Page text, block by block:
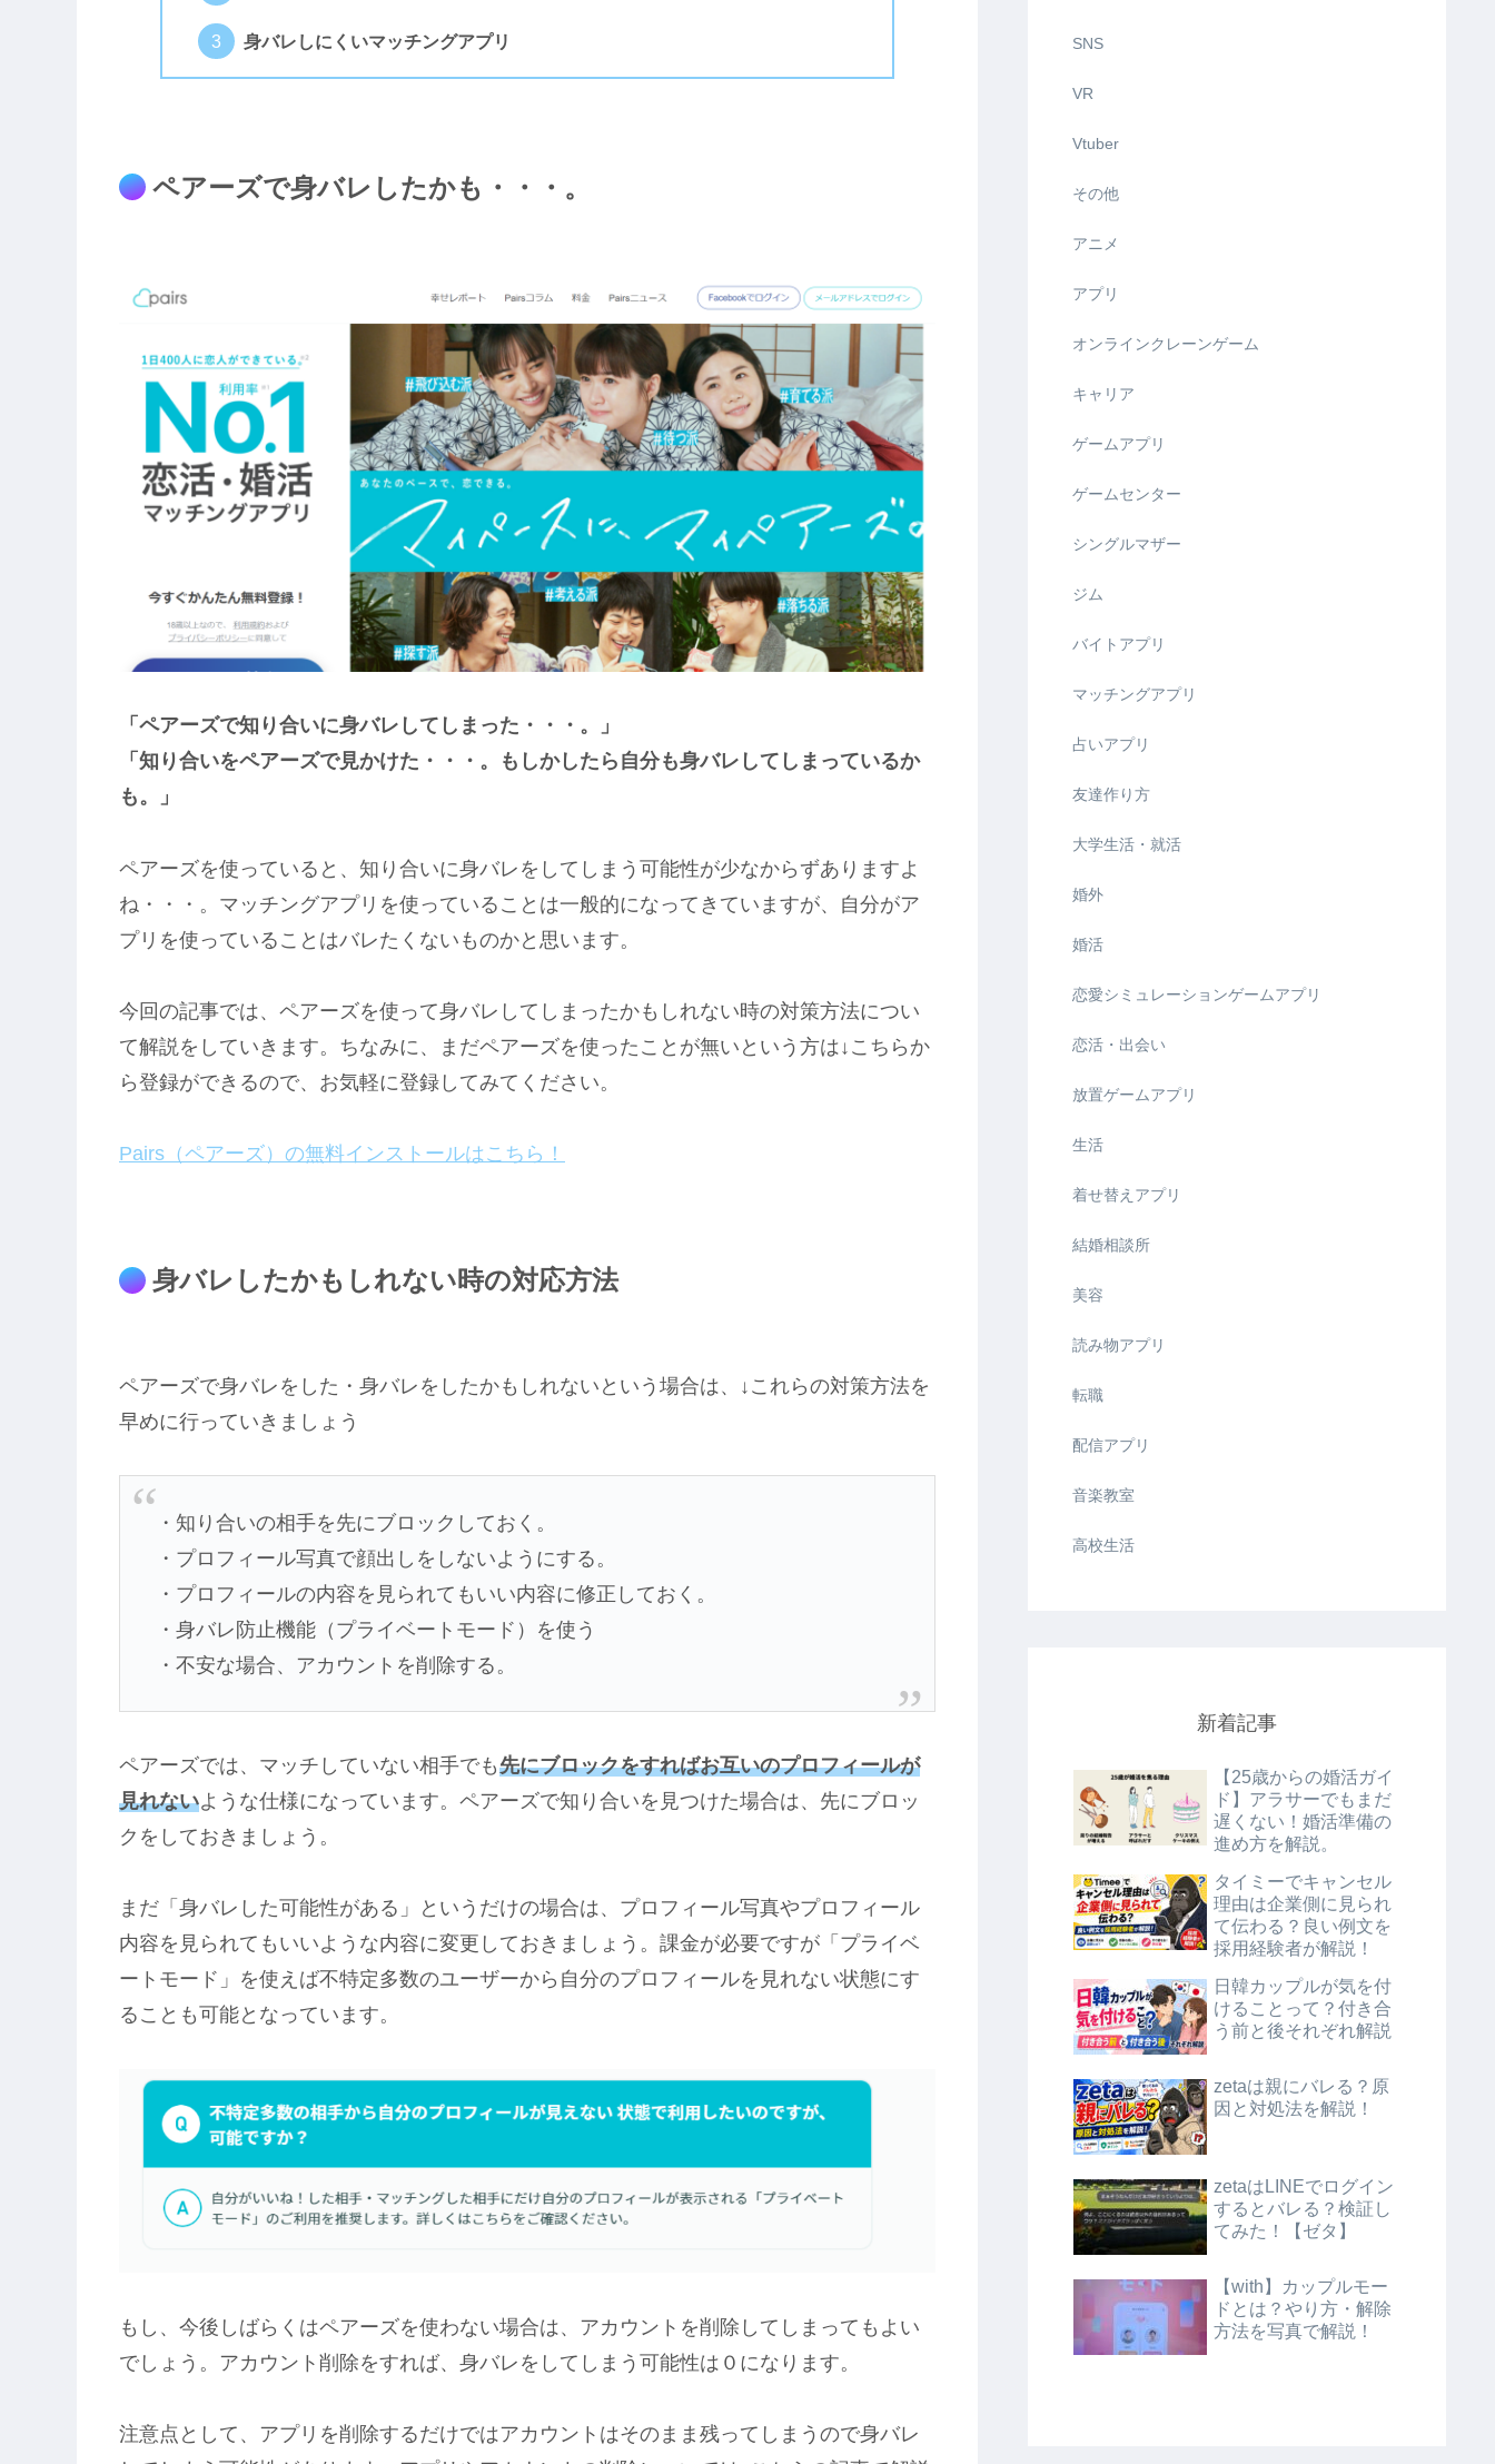
身バレしにくいマッチングアプリ
ペアーズで身バレしたかも・・・。
「ペアーズで知り合いに身バレしてしまった・・・。」
「知り合いをペアーズで見かけた・・・。もしかしたら自分も身バレしてしまっているか
も。」
ペアーズを使っていると、知り合いに身バレをしてしまう可能性が少なからずありますよ
ね・・・。マッチングアプリを使っていることは一般的になってきていますが、自分がア
プリを使っていることはバレたくないものかと思います。
今回の記事では、ペアーズを使って身バレしてしまったかもしれない時の対策方法につい
て解説をしていきます。ちなみに、まだペアーズを使ったことが無いという方は↓こちらか
ら登録ができるので、お気軽に登録してみてください。
Pairs（ペアーズ）の無料インストールはこちら！
身バレしたかもしれない時の対応方法
ペアーズで身バレをした・身バレをしたかもしれないという場合は、↓これらの対策方法を
早めに行っていきましょう
・知り合いの相手を先にブロックしておく。
・プロフィール写真で顔出しをしないようにする。
・プロフィールの内容を見られてもいい内容に修正しておく。
・身バレ防止機能（プライベートモード）を使う
・不安な場合、アカウントを削除する。
ペアーズでは、マッチしていない相手でも先にブロックをすればお互いのプロフィールが
見れないような仕様になっています。ペアーズで知り合いを見つけた場合は、先にブロッ
クをしておきましょう。
まだ「身バレした可能性がある」というだけの場合は、プロフィール写真やプロフィール
内容を見られてもいいような内容に変更しておきましょう。課金が必要ですが「プライベ
ートモード」を使えば不特定多数のユーザーから自分のプロフィールを見れない状態にす
ることも可能となっています。
もし、今後しばらくはペアーズを使わない場合は、アカウントを削除してしまってもよい
でしょう。アカウント削除をすれば、身バレをしてしまう可能性は０になります。
注意点として、アプリを削除するだけではアカウントはそのまま残ってしまうので身バレ
SNS
VR
Vtuber
その他
アニメ
アプリ
オンラインクレーンゲーム
キャリア
ゲームアプリ
ゲームセンター
シングルマザー
ジム
バイトアプリ
マッチングアプリ
占いアプリ
友達作り方
大学生活・就活
婚外
婚活
恋愛シミュレーションゲームアプリ
恋活・出会い
放置ゲームアプリ
生活
着せ替えアプリ
結婚相談所
美容
読み物アプリ
転職
配信アプリ
音楽教室
高校生活
新着記事
【25歳からの婚活ガイ
ド】アラサーでもまだ
遅くない！婚活準備の
進め方を解説。
タイミーでキャンセル
理由は企業側に見られ
て伝わる？良い例文を
採用経験者が解説！
日韓カップルが気を付
けることって？付き合
う前と後それぞれ解説
zetaは親にバレる？原
因と対処法を解説！
zetaはLINEでログイン
するとバレる？検証し
てみた！【ゼタ】
【with】カップルモー
ドとは？やり方・解除
方法を写真で解説！